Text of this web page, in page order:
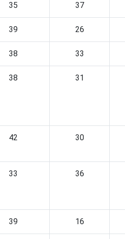
35 37
39 26
38 33
38 31
42 30
33 36
39 16